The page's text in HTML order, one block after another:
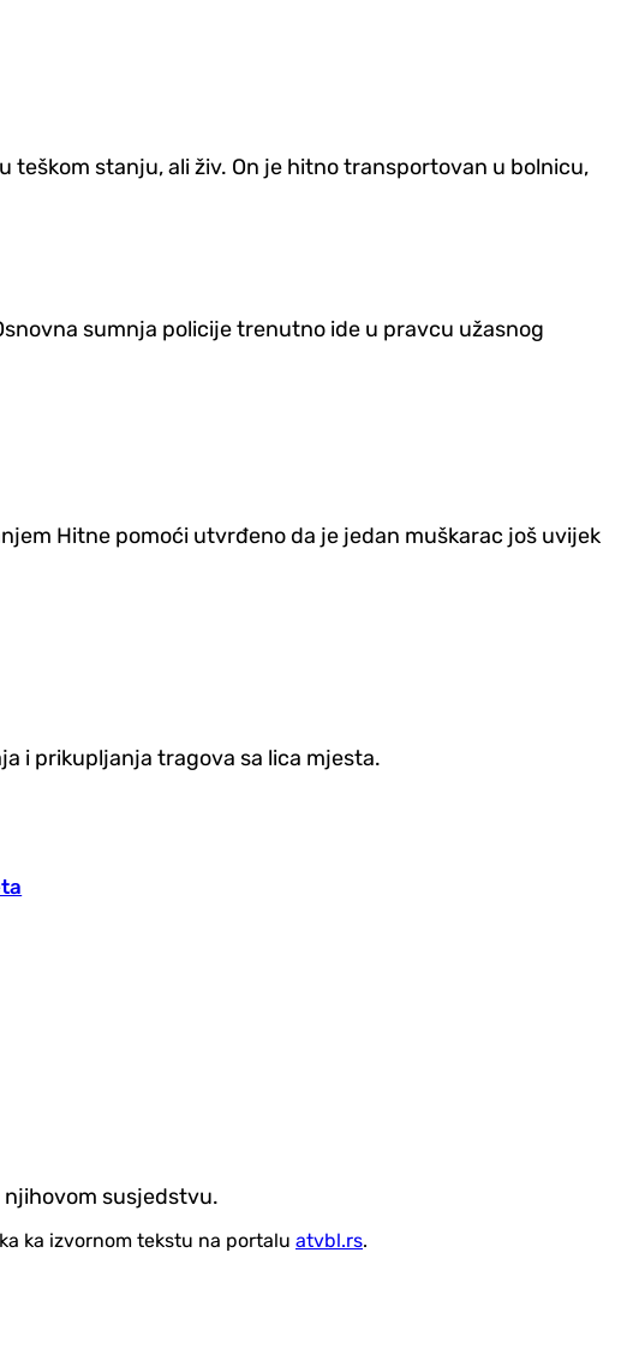
teškom stanju, ali živ. On je hitno transportovan u bolnicu,
sumnja policije trenutno ide u pravcu užasnog
Hitne pomoći utvrđeno da je jedan muškarac još uvijek
i prikupljanja tragova sa lica mjesta.
njihovom susjedstvu.
ka izvornom tekstu na portalu atvbl.rs.